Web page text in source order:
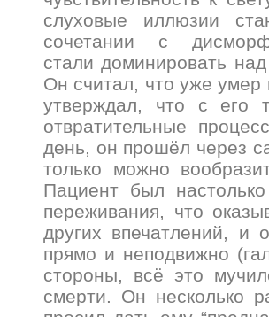
слуховые иллюзии
сочетании с
стали доминировать
Он считал, что уже умер
утверждал, что с его
отвратительные
день, он прошёл через
только можно
Пациент был
переживания, что
других впечатлений, и
прямо и неподвижно
стороны, всё это
смерти. Он несколько